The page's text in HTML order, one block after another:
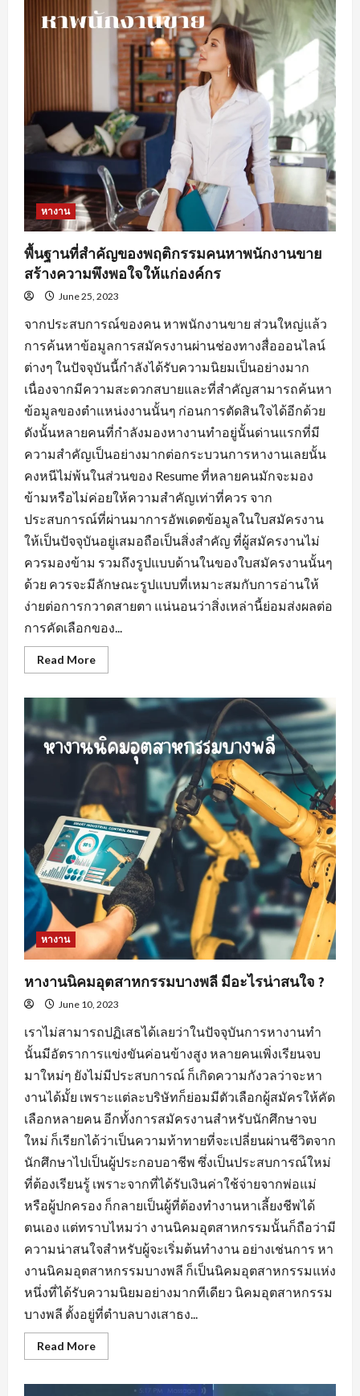
ดี
ใน
การ
งานprogrammerเพื่อ
ประสิทธิภาพ
หางาน
พื้นฐานที่สำคัญของพฤติกรรมคนหาพนักงานขาย
สร้างความพึงพอใจให้แก่องค์กร
June 25, 2023
จากประสบการณ์ของคน หาพนักงานขาย ส่วนใหญ่แล้ว
การค้นหาข้อมูลการสมัครงานผ่านช่องทางสื่อออนไลน์
ต่างๆ ในปัจจุบันนี้กำลังได้รับความนิยมเป็นอย่างมาก
เนื่องจากมีความสะดวกสบายและที่สำคัญสามารถค้นหา
ข้อมูลของตำแหน่งงานนั้นๆ ก่อนการตัดสินใจได้อีกด้วย
ดังนั้นหลายคนที่กำลังมองหางานทำอยู่นั้นด่านแรกที่มี
ความสำคัญเป็นอย่างมากต่อกระบวนการหางานเลยนั้น
คงหนีไม่พ้นในส่วนของ Resume ที่หลายคนมักจะมอง
ข้ามหรือไม่ค่อยให้ความสำคัญเท่าที่ควร จาก
ประสบการณ์ที่ผ่านมาการอัพเดตข้อมูลในใบสมัครงาน
ให้เป็นปัจจุบันอยู่เสมอถือเป็นสิ่งสำคัญ ที่ผู้สมัครงานไม่
ควรมองข้าม รวมถึงรูปแบบด้านในของใบสมัครงานนั้นๆ
ด้วย ควรจะมีลักษณะรูปแบบที่เหมาะสมกับการอ่านให้
ง่ายต่อการกวาดสายตา แน่นอนว่าสิ่งเหล่านี้ย่อมส่งผลต่อ
การคัดเลือกของ...
Read MoreRead
more
ที่
ของ
พฤติกรรม
คน
หา
พนักงาน
ขาย
สร้าง
ความ
พึง
พอใจ
ให้
แก่
องค์กร
หางาน
หางานนิคมอุตสาหกรรมบางพลี มีอะไรน่าสนใจ ?
June 10, 2023
เราไม่สามารถปฏิเสธได้เลยว่าในปัจจุบันการหางานทำ
นั้นมีอัตราการแข่งขันค่อนข้างสูง หลายคนเพิ่งเรียนจบ
มาใหม่ๆ ยังไม่มีประสบการณ์ ก็เกิดความกังวลว่าจะหา
งานได้มั้ย เพราะแต่ละบริษัทก็ย่อมมีตัวเลือกผู้สมัครให้คัด
เลือกหลายคน อีกทั้งการสมัครงานสำหรับนักศึกษาจบ
ใหม่ ก็เรียกได้ว่าเป็นความท้าทายที่จะเปลี่ยนผ่านชีวิตจาก
นักศึกษาไปเป็นผู้ประกอบอาชีพ ซึ่งเป็นประสบการณ์ใหม่
ที่ต้องเรียนรู้ เพราะจากที่ได้รับเงินค่าใช้จ่ายจากพ่อแม่
หรือผู้ปกครอง ก็กลายเป็นผู้ที่ต้องทำงานหาเลี้ยงชีพได้
ตนเอง แต่ทราบไหมว่า งานนิคมอุตสาหกรรมนั้นก็ถือว่ามี
ความน่าสนใจสำหรับผู้จะเริ่มต้นทำงาน อย่างเช่นการ หา
งานนิคมอุตสาหกรรมบางพลี ก็เป็นนิคมอุตสาหกรรมแห่ง
หนึ่งที่ได้รับความนิยมอย่างมากทีเดียว นิคมอุตสาหกรรม
บางพลี ตั้งอยู่ที่ตำบลบางเสาธง...
Read MoreRead
more